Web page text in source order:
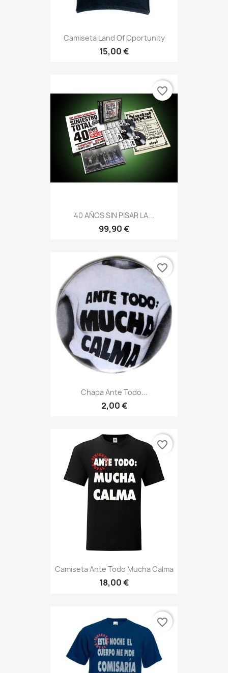
Camiseta Land Of Oportunity
15,00 €
40 AÑOS SIN PISAR LA...
99,90 €
favorite_border
Chapa Ante Todo...
2,00 €
favorite_border
Camiseta Ante Todo Mucha Calma
18,00 €
favorite_border
favorite_border